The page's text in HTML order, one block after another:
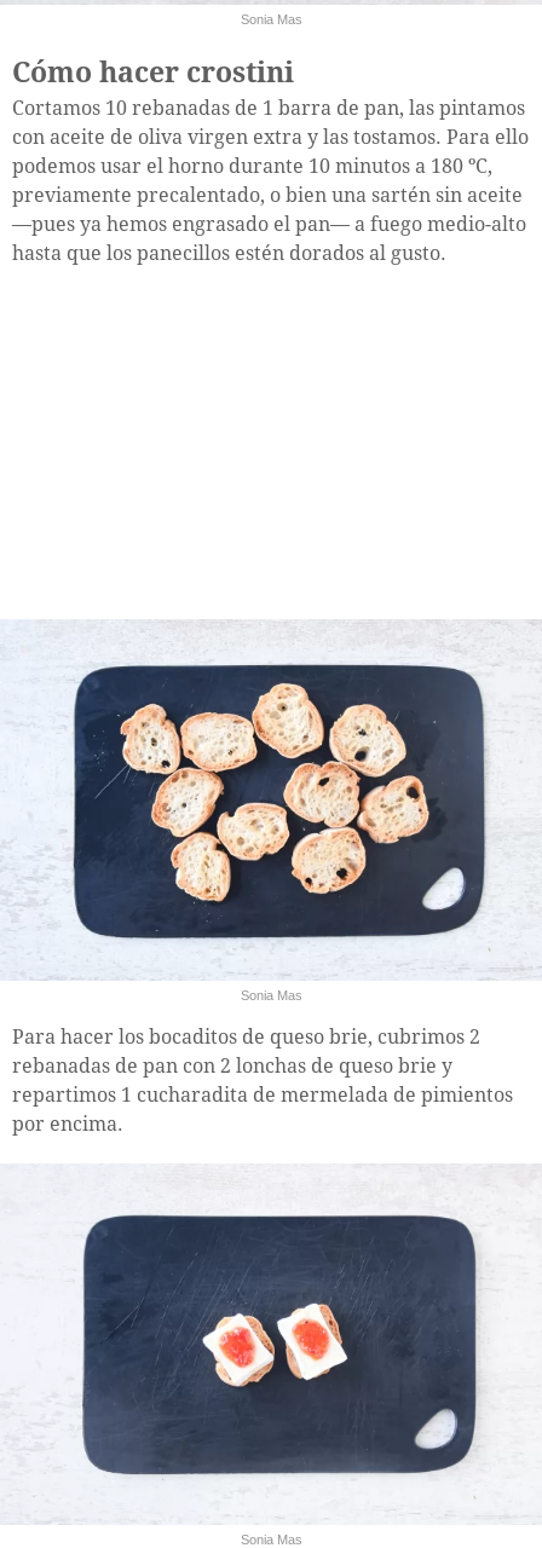
Sonia Mas
Cómo hacer crostini
Cortamos 10 rebanadas de 1 barra de pan, las pintamos
con aceite de oliva virgen extra y las tostamos. Para ello
podemos usar el horno durante 10 minutos a 180 ºC,
previamente precalentado, o bien una sartén sin aceite
—pues ya hemos engrasado el pan— a fuego medio-alto
hasta que los panecillos estén dorados al gusto.
Sonia Mas
Para hacer los bocaditos de queso brie, cubrimos 2
rebanadas de pan con 2 lonchas de queso brie y
repartimos 1 cucharadita de mermelada de pimientos
por encima.
Sonia Mas